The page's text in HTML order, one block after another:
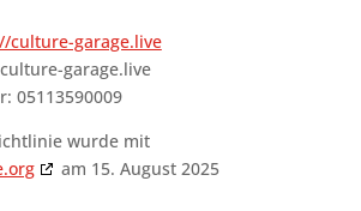
culture-garage.live
culture-garage.live
05113590009
wurde mit
am 15. August 2025